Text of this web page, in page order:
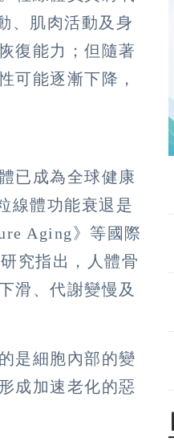
、肌肉活動及身
復能力；但隨著
可能逐漸下降，
已成為全球健康
線體功能衰退是
Aging》等國際
究指出，人體骨
滑、代謝變慢及
是細胞內部的變
成加速老化的惡